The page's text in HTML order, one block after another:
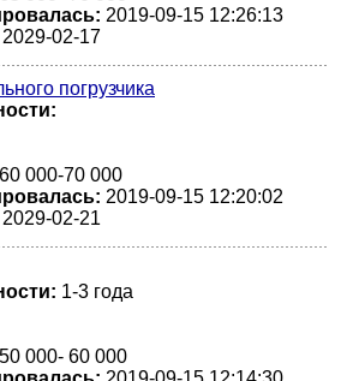
2019-09-15 12:26:13
2029-02-17
погрузчика
60 000-70 000
2019-09-15 12:20:02
2029-02-21
1-3 года
50 000- 60 000